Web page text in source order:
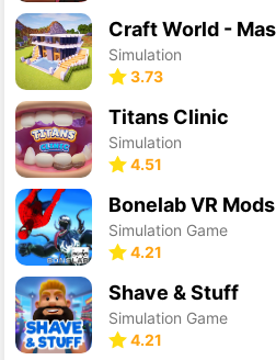
Simulation
3.73
Titans Clinic
Simulation
4.51
Bonelab VR Mods
Simulation Game
4.21
Shave & Stuff
Simulation Game
4.21